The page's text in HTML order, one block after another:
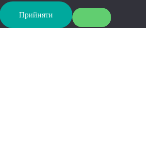
Прийняти